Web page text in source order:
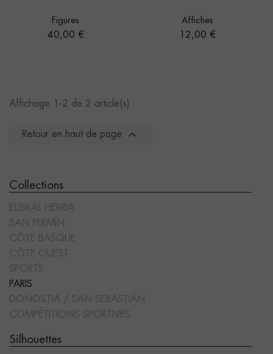
Collections
EUSKAL HERRIA
SAN FERMÍN
CÔTE BASQUE
CÔTE OUEST
SPORTS
PARIS
DONOSTIA / SAN SEBASTIÁN
COMPÉTITIONS SPORTIVES
Silhouettes
Figures
Prix
40,00 €
Affiches
Prix
12,00 €
Affichage 1-2 de 2 article(s)
Retour en haut de page 